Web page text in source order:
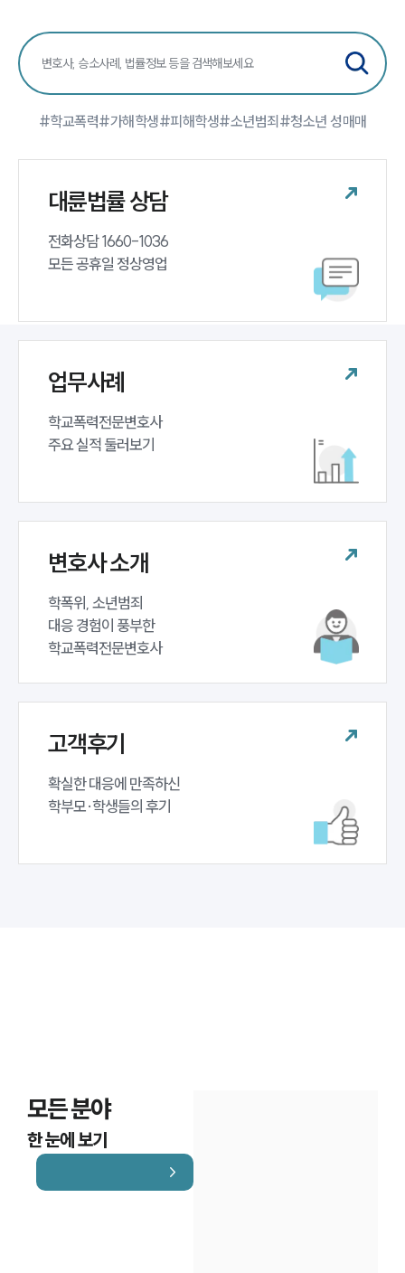
팀소개
대륜의 강점
글로벌 파트너 로펌
학교폭력대응팀 업무
학교폭력전문변호사
법률서식
뉴스레터/브로슈어
#학교폭력#가해학생#피해학생#소년범죄 #청소년 성매매
대륜법률 상담
전화상담 1660-1036
모든 공휴일 정상영업
업무사례
학교폭력전문변호사
주요 실적 둘러보기
변호사 소개
학폭위, 소년범죄
대응 경험이 풍부한
학교폭력전문변호사
고객후기
확실한 대응에 만족하신
학부모·학생들의 후기
모든 분야
한 눈에 보기